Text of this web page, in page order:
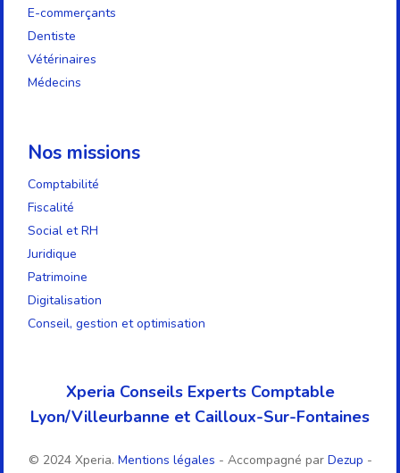
E-commerçants
Dentiste
Vétérinaires
Médecins
Nos missions
Comptabilité
Fiscalité
Social et RH
Juridique
Patrimoine
Digitalisation
Conseil, gestion et optimisation
Xperia Conseils Experts Comptable
Lyon/Villeurbanne et Cailloux-Sur-Fontaines
© 2024 Xperia. Mentions légales - Accompagné par Dezup -